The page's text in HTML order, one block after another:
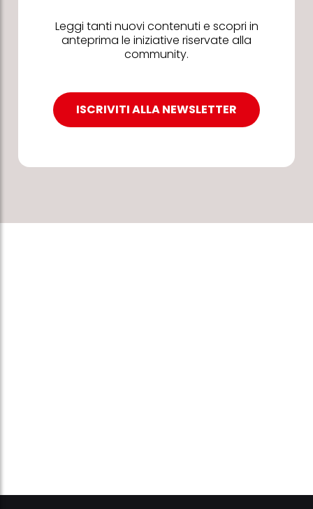
Leggi tanti nuovi contenuti e scopri in
anteprima le iniziative riservate alla
community.
ISCRIVITI ALLA NEWSLETTER